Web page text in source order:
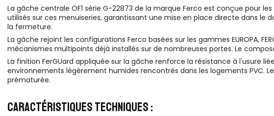
La gâche centrale OF1 série G-22873 de la marque Ferco est conçue pour
utilisés sur ces menuiseries, garantissant une mise en place directe dans
la fermeture.
La gâche rejoint les configurations Ferco basées sur les gammes EUROPA,
mécanismes multipoints déjà installés sur de nombreuses portes. Le
La finition FerGUard appliquée sur la gâche renforce la résistance à
environnements légèrement humides rencontrés dans les logements PVC.
prématurée.
CARACTÉRISTIQUES TECHNIQUES :